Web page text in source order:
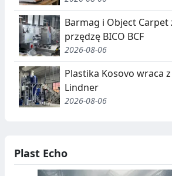
Barmag i Object
przędzę BICO BCF
2026-08-06
Plastika Kosovo wraca
Lindner
2026-08-06
Plast Echo